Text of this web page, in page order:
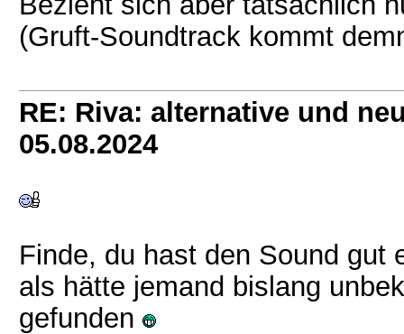
(Gruft-Soundtrack kommt
RE: Riva: alternative und
05.08.2024
Finde, du hast den Sound gut
als hätte jemand bislang
gefunden